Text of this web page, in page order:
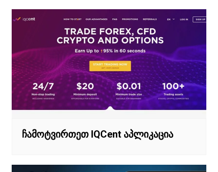
ჩამოტვირთეთ IQCent აპლიკაცია